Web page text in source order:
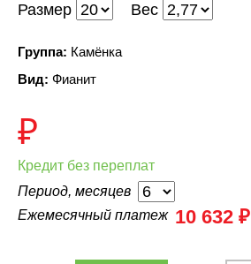
Размер Вес
Группа: Камёнка
Вид: Фианит
₽
Кредит без переплат
Период, месяцев
Ежемесячный платеж 10 632 ₽